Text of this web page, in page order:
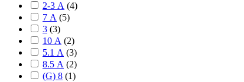
2-3 А (4)
7 А (5)
3 (3)
10 А (2)
5.1 А (3)
8.5 А (2)
(G) 8 (1)